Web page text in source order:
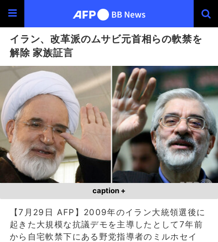
イラン、改革派のムサビ元首相らの軟禁を
解除 家族証言
caption +
【7月29日 AFP】2009年のイラン大統領選後に
起きた大規模な抗議デモを主導したとして7年前
から自宅軟禁下にある野党指導者のミルホセイ